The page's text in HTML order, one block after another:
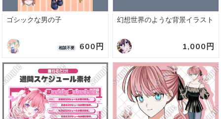
ゴシックな男の子
相談不要 600円
幻想世界のような背景イラスト
1,000円